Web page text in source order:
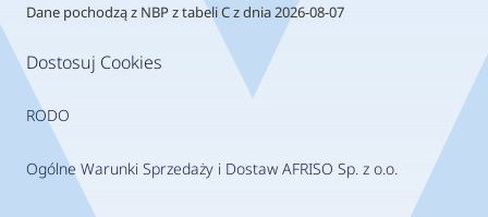
Dostosuj Cookies
RODO
Ogólne Warunki Sprzedaży i Dostaw AFRISO Sp. z o.o.
Dane pochodzą z NBP z tabeli C z dnia 2026-08-07